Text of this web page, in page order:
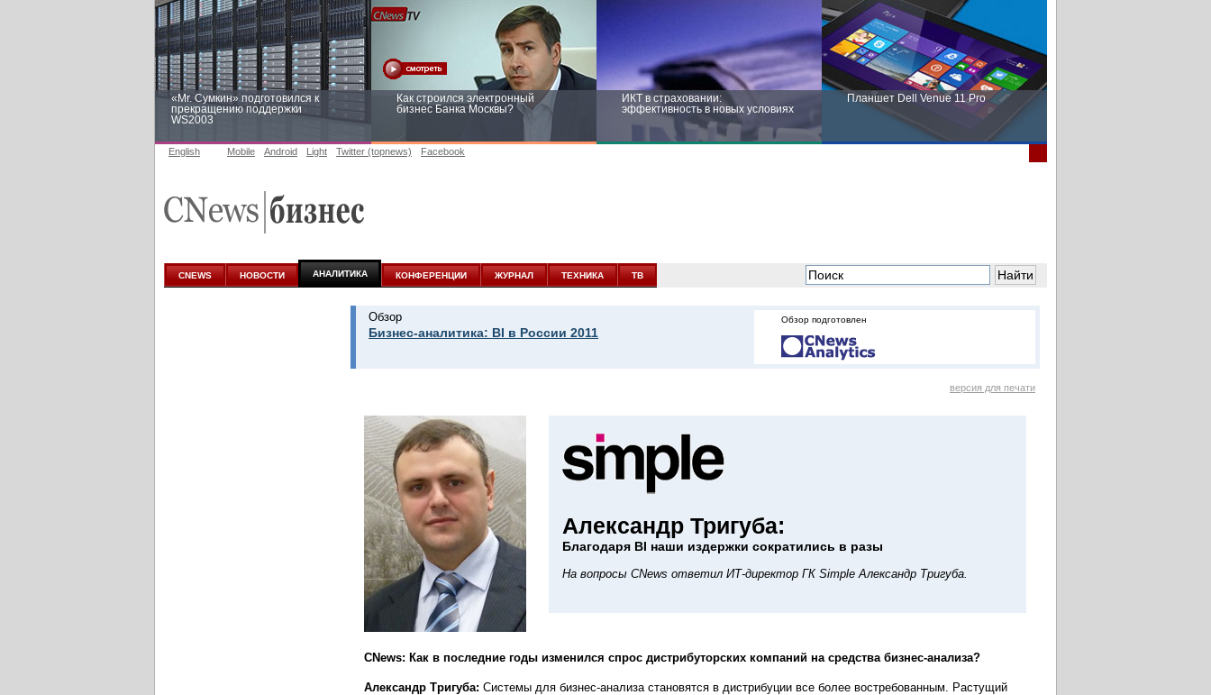
«Mr. Сумкин» подготовился к
прекращению поддержки
WS2003
Как строился электронный
бизнес Банка Москвы?
ИКТ в страховании:
эффективность в новых условиях
Планшет Dell Venue 11 Pro
аналитике
новых условиях
English Mobile Android Light Twitter (topnews) Facebook
CNEWS НОВОСТИ АНАЛИТИКА КОНФЕРЕНЦИИ ЖУРНАЛ ТЕХНИКА ТВ
Обзор
Бизнес-аналитика: BI в России 2011
Обзор подготовлен
версия для печати
Александр Тригуба:
Благодаря BI наши издержки сократились в разы
На вопросы CNews ответил ИТ-директор ГК Simple Александр Тригуба.
CNews: Как в последние годы изменился спрос дистрибуторских компаний на средства бизнес-анализа?
Александр Тригуба: Системы для бизнес-анализа становятся в дистрибуции все более востребованным. Растущий